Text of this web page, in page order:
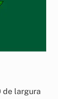
de largura